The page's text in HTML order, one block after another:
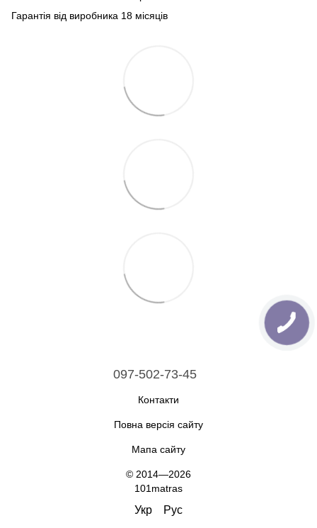
Гарантія від виробника 18 місяців
097-502-73-45
Контакти
Повна версія сайту
Мапа сайту
© 2014—2026
101matras
Укр Рус